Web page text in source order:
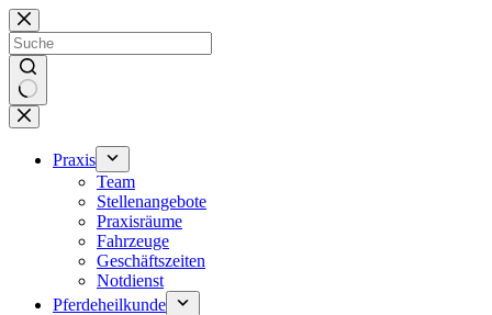
Zum
Inhalt
springen
Keine
Ergebnisse
Praxis
Team
Stellenangebote
Praxisräume
Fahrzeuge
Geschäftszeiten
Notdienst
Pferdeheilkunde